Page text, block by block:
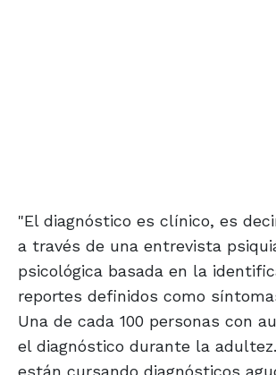
"El diagnóstico es clínico, es
a través de una entrevista
psicológica basada en la
reportes definidos como
Una de cada 100 personas con
el diagnóstico durante la